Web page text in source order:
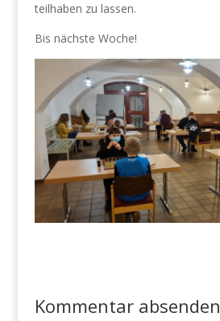
teilhaben zu lassen.
Bis nächste Woche!
Kommentar absenden